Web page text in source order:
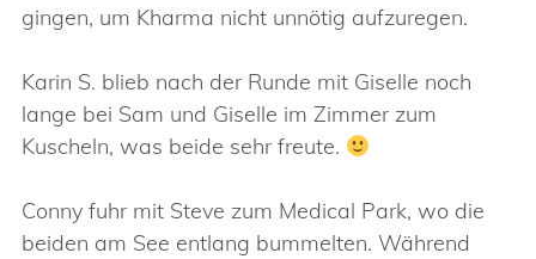
gingen, um Kharma nicht unnötig aufzuregen.
Karin S. blieb nach der Runde mit Giselle noch
lange bei Sam und Giselle im Zimmer zum
Kuscheln, was beide sehr freute.
Conny fuhr mit Steve zum Medical Park, wo die
beiden am See entlang bummelten. Während